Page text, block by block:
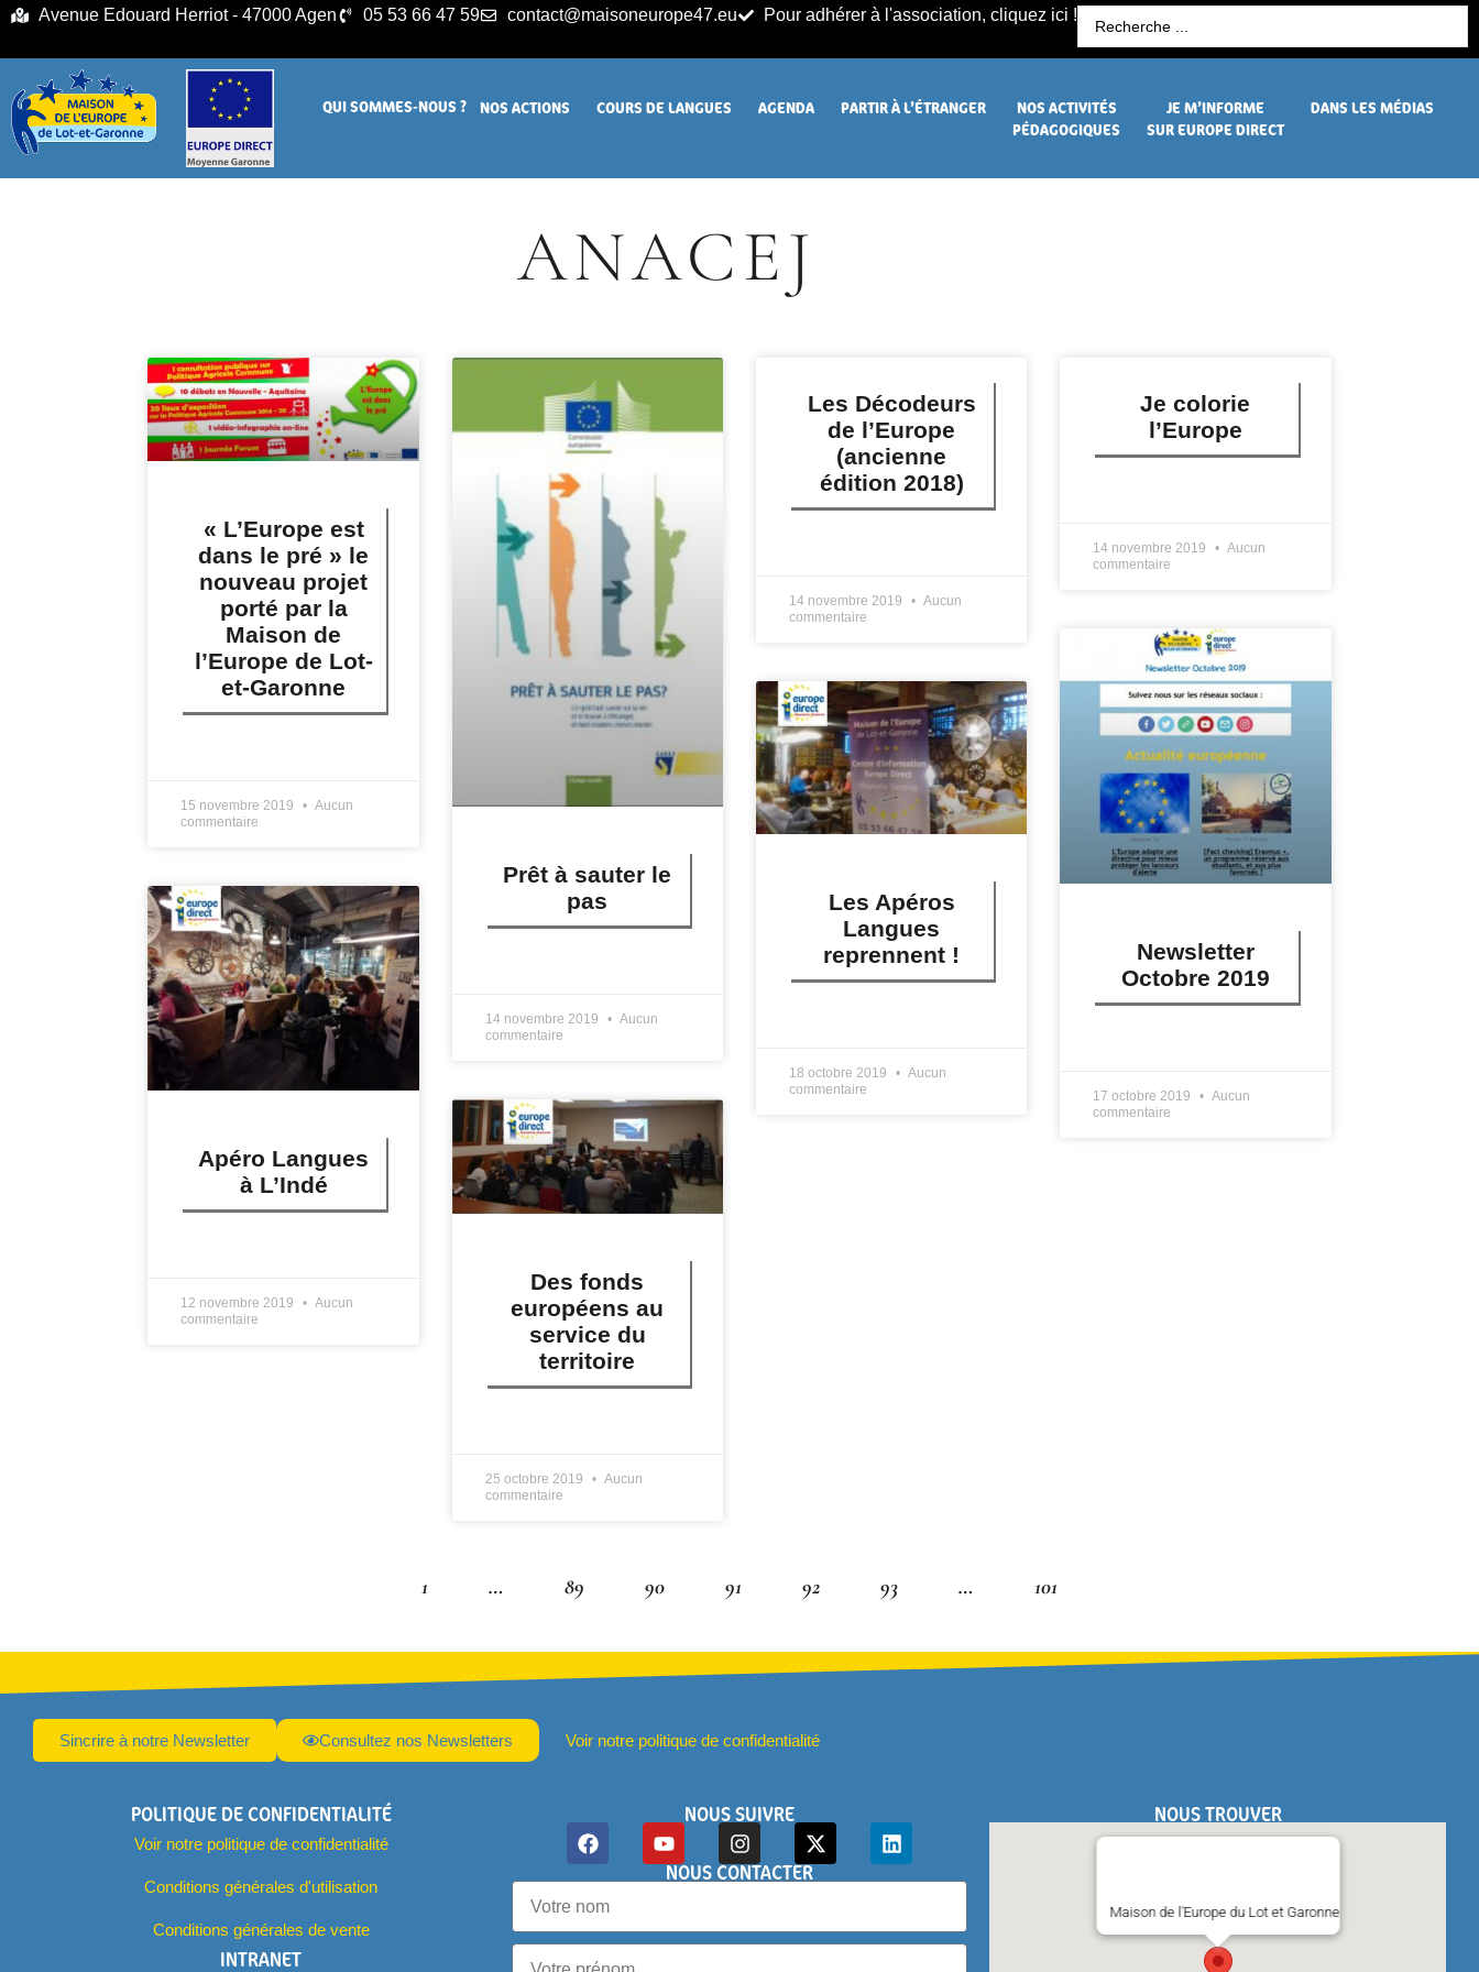
principalAvenue Edouard Herriot - 47000 Agen 05 53 66 47 59 contact@maisoneurope47.eu Pour adhérer à l'association, cliquez ici !
QUI SOMMES-NOUS ? NOS ACTIONS COURS DE LANGUES AGENDA PARTIR À L’ÉTRANGER
NOS ACTIVITÉS
PÉDAGOGIQUES
JE M’INFORME
SUR EUROPE DIRECT
DANS LES MÉDIAS
ANACEJ
« L’Europe est
dans le pré » le
nouveau projet
porté par la
Maison de
l’Europe de Lot-
et-Garonne
15 novembre 2019
Aucun
commentaire
Prêt à sauter le
pas
14 novembre 2019
Aucun
commentaire
Les Décodeurs
de l’Europe
(ancienne
édition 2018)
14 novembre 2019
Aucun
commentaire
Je colorie
l’Europe
14 novembre 2019
Aucun
commentaire
Apéro Langues
à L’Indé
12 novembre 2019
Aucun
commentaire
Des fonds
européens au
service du
territoire
25 octobre 2019
Aucun
commentaire
Les Apéros
Langues
reprennent !
18 octobre 2019
Aucun
commentaire
Newsletter
Octobre 2019
17 octobre 2019
Aucun
commentaire
1 … 89 90 91 92 93 … 101
Sincrire à notre Newsletter Consultez nos Newsletters Voir notre politique de confidentialité
POLITIQUE DE CONFIDENTIALITÉ
Voir notre politique de confidentialité
Conditions générales d'utilisation
Conditions générales de vente
INTRANET
NOUS SUIVRE
NOUS CONTACTER
NOUS TROUVER
Maison de l'Europe du Lot et Garonne